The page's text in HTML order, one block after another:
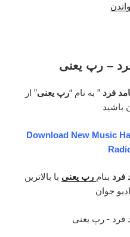
ای
کاش
– رپ یعنی
فرد ” به نام “رپ یعنی” از
باشید
Download New Music
فرد بنام رپ یعنی با بالاترین
جوان